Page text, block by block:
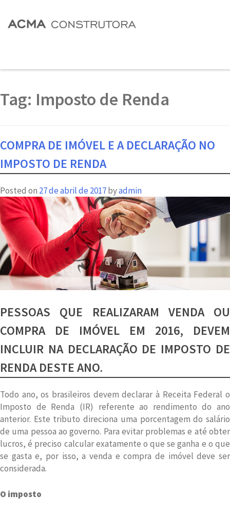
Tag: Imposto de Renda
COMPRA DE IMÓVEL E A DECLARAÇÃO NO
IMPOSTO DE RENDA
Posted on 27 de abril de 2017byadmin
PESSOAS QUE REALIZARAM VENDA OU
COMPRA DE IMÓVEL EM 2016, DEVEM
INCLUIR NA DECLARAÇÃO DE IMPOSTO DE
RENDA DESTE ANO.
Todo ano, os brasileiros devem declarar à Receita Federal o
Imposto de Renda (IR) referente ao rendimento do ano
anterior. Este tributo direciona uma porcentagem do salário
de uma pessoa ao governo. Para evitar problemas e até obter
lucros, é preciso calcular exatamente o que se ganha e o que
se gasta e, por isso, a venda e compra de imóvel deve ser
considerada.
O imposto